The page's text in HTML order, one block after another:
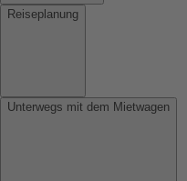
Reiseplanung
Unterwegs mit dem Mietwagen